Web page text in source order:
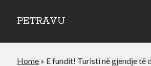
PETRAVU
Sidebar
Bank
Home » E fundit! Turisti në gjendje të